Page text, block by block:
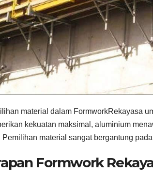
material dalam FormworkRekayasa
kekuatan maksimal, aluminium
Pemilihan material sangat bergantung
Formwork